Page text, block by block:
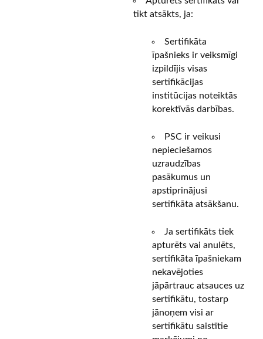
tikt atsākts, ja:
Sertifikāta
īpašnieks ir veiksmīgi
izpildījis visas
sertifikācijas
institūcijas noteiktās
korektīvās darbības.
PSC ir veikusi
nepieciešamos
uzraudzības
pasākumus un
apstiprinājusi
sertifikāta atsākšanu.
Ja sertifikāts tiek
apturēts vai anulēts,
sertifikāta īpašniekam
nekavējoties
jāpārtrauc atsauces uz
sertifikātu, tostarp
jānoņem visi ar
sertifikātu saistītie